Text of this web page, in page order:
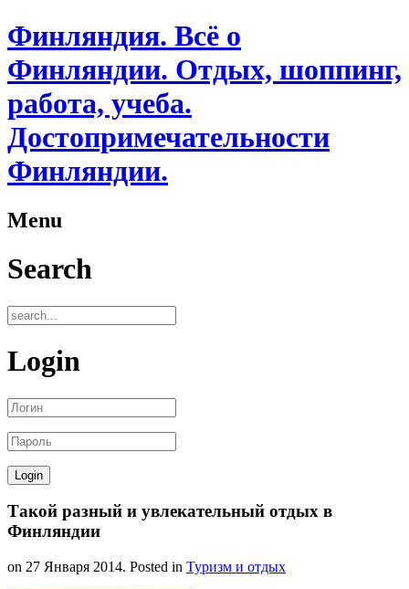
Финляндия. Всё о
Финляндии. Отдых, шоппинг,
работа, учеба.
Достопримечательности
Финляндии.
Menu
Search
Login
Такой разный и увлекательный отдых в
Финляндии
on 27 Января 2014. Posted in Туризм и отдых